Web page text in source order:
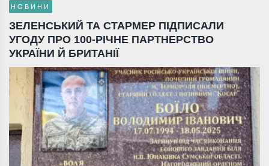
НОВИНИ
ЗЕЛЕНСЬКИЙ ТА СТАРМЕР ПІДПИСАЛИ
УГОДУ ПРО 100-РІЧНЕ ПАРТНЕРСТВО
УКРАЇНИ Й БРИТАНІЇ